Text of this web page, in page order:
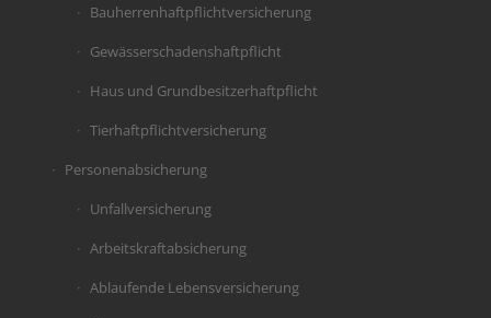
Bauherrenhaftpflichtversicherung
Gewässerschadenshaftpflicht
Haus und Grundbesitzerhaftpflicht
Tierhaftpflichtversicherung
Personenabsicherung
Unfallversicherung
Arbeitskraftabsicherung
Ablaufende Lebensversicherung